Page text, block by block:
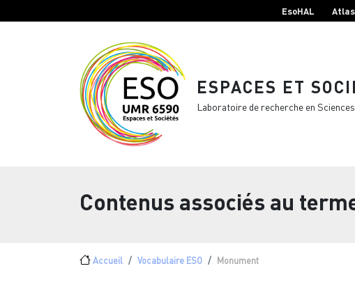
EsoHAL Atlas
ESPACES ET
Laboratoire de recherche en
Contenus associés au
Fil d'Ariane
Accueil Vocabulaire ESO Monument